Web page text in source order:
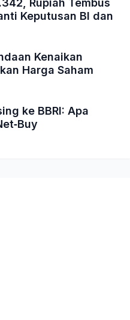
Rupiah Tembus
Keputusan BI dan
Kenaikan
Harga Saham
ke BBRI: Apa